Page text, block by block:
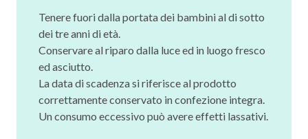
Tenere fuori dalla portata dei bambini al di sotto
dei tre anni di età.
Conservare al riparo dalla luce ed in luogo fresco
ed asciutto.
La data di scadenza si riferisce al prodotto
correttamente conservato in confezione integra.
Un consumo eccessivo può avere effetti lassativi.